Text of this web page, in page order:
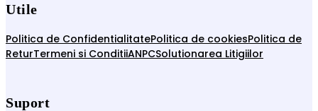
Utile
Politica de ConfidentialitatePolitica de cookiesPolitica de
ReturTermeni si ConditiiANPCSolutionarea Litigiilor
Suport